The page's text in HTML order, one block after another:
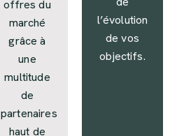
offres du
marché
grâce à
une
multitude
de
partenaires
haut de
l’évolution
de vos
objectifs.